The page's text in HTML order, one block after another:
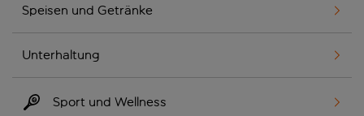
Speisen und Getränke
Unterhaltung
Sport und Wellness